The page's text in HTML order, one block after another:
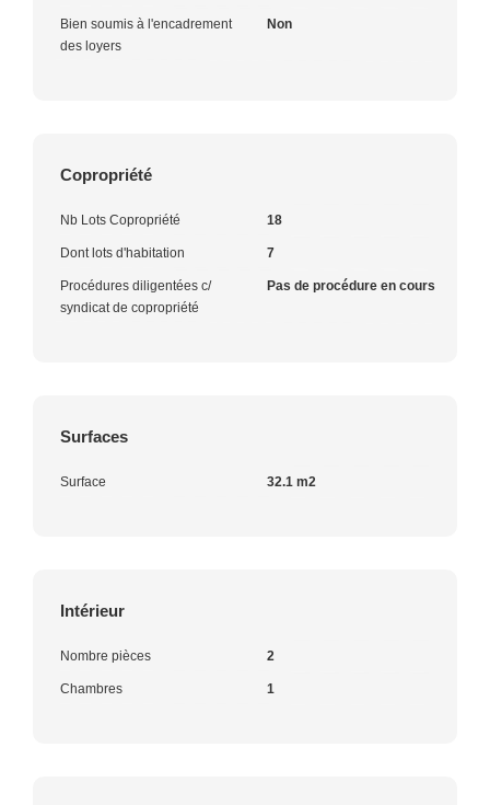
Bien soumis à l'encadrement
des loyers
Non
Copropriété
Nb Lots Copropriété 18
Dont lots d'habitation 7
Procédures diligentées c/
syndicat de copropriété
Pas de procédure en cours
Surfaces
Surface 32.1 m2
Intérieur
Nombre pièces 2
Chambres 1